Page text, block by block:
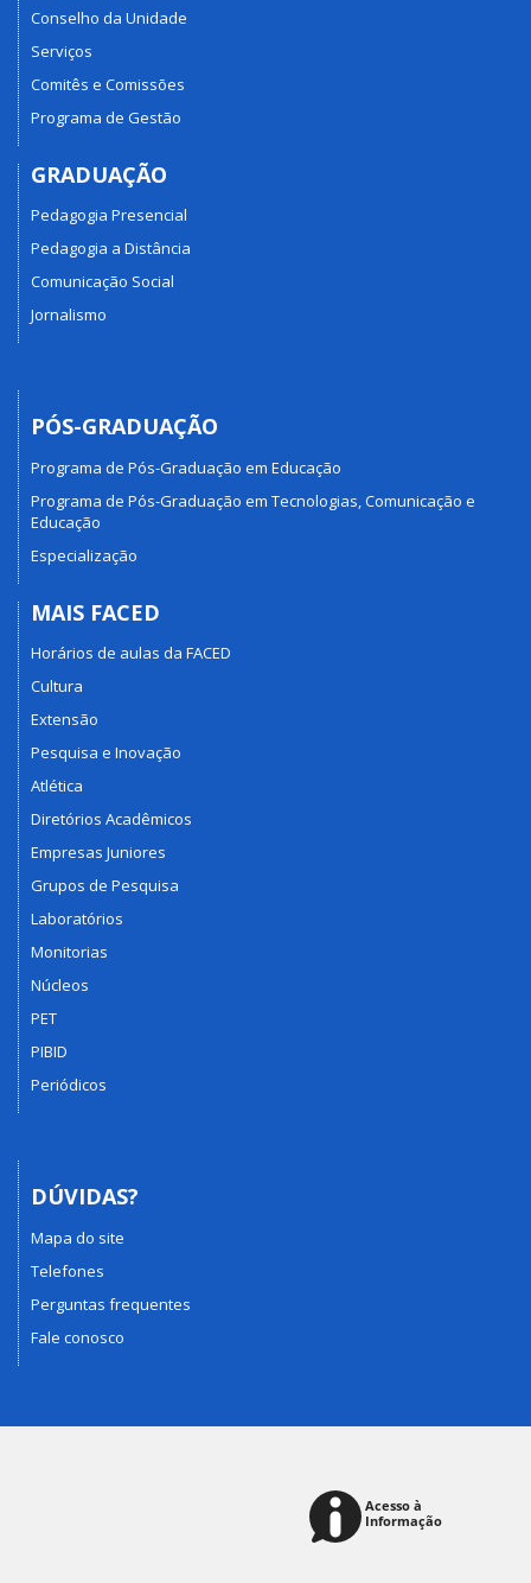
Conselho da Unidade
Serviços
Comitês e Comissões
Programa de Gestão
GRADUAÇÃO
Pedagogia Presencial
Pedagogia a Distância
Comunicação Social
Jornalismo
PÓS-GRADUAÇÃO
Programa de Pós-Graduação em Educação
Programa de Pós-Graduação em Tecnologias, Comunicação e
Educação
Especialização
MAIS FACED
Horários de aulas da FACED
Cultura
Extensão
Pesquisa e Inovação
Atlética
Diretórios Acadêmicos
Empresas Juniores
Grupos de Pesquisa
Laboratórios
Monitorias
Núcleos
PET
PIBID
Periódicos
DÚVIDAS?
Mapa do site
Telefones
Perguntas frequentes
Fale conosco